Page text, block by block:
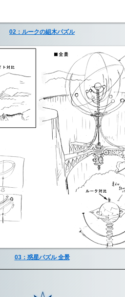
02：ルークの組木パズル
03：惑星パズル 全景